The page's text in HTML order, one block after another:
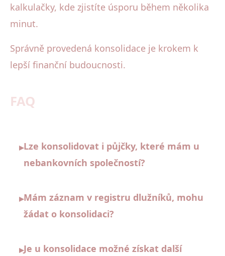
kalkulačky, kde zjistíte úsporu během několika
minut.
Správně provedená konsolidace je krokem k
lepší finanční budoucnosti.
FAQ
▸Lze konsolidovat i půjčky, které mám u
nebankovních společností?
▸Mám záznam v registru dlužníků, mohu
žádat o konsolidaci?
▸Je u konsolidace možné získat další